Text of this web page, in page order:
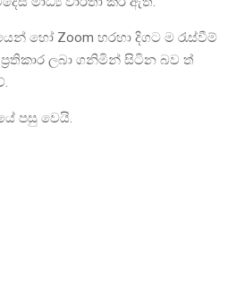
හෝ Zoom හරහා දිගට ම රැස්වීම්
ලබා ගනිමින් සිටින බව ත්
පසු වෙයි.